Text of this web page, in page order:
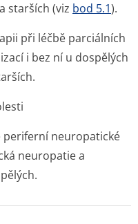
starších (viz bod 5.1).
při léčbě parciálních
i bez ní u dospělých
periferní neuropatické
neuropatie a